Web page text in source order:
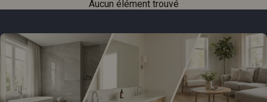
Aucun élément trouvé